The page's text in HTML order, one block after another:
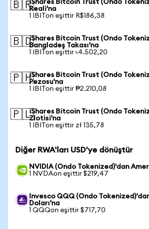
🇧🇷iShares Bitcoin Trust (Ondo
Reali'na
1 IBITon eşittir R$186,38
🇧🇩iShares Bitcoin Trust (Ondo
Bangladeş Takası'na
1 IBITon eşittir ৳4.502,20
🇵🇭iShares Bitcoin Trust (Ondo
Pezosu'na
1 IBITon eşittir ₱2.210,08
🇵🇱iShares Bitcoin Trust (Ondo
Zlotisi'na
1 IBITon eşittir zł 135,78
Diğer RWA'ları USD'ye dönüştür
NVIDIA (Ondo Tokenized)'dan
1 NVDAon eşittir $219,47
Invesco QQQ (Ondo
Doları'na
1 QQQon eşittir $717,70